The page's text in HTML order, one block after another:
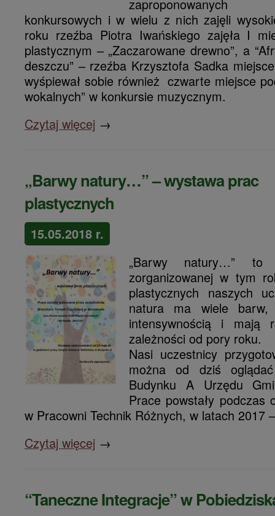
konkursowych i w wielu z nich zajęli
roku rzeźba Piotra Iwańskiego zajęła I
plastycznym – „Zaczarowane drewno”, a
deszczu” – rzeźba Krzysztofa Sadka
wyśpiewał sobie również czwarte miejsce
wokalnych” w konkursie muzycznym.
Czytaj więcej →
„Barwy natury…” – wystawa prac
plastycznych
15.05.2018 r.
„Barwy natury…” to
zorganizowanej w tym
plastycznych naszych
natura ma wiele
intensywnością i mają
zależności od pory roku.
Nasi uczestnicy
można od dziś
Budynku A Urzędu
Prace powstały podczas
w Pracowni Technik Różnych, w latach 2017
Czytaj więcej →
“Taneczne Integracje” w